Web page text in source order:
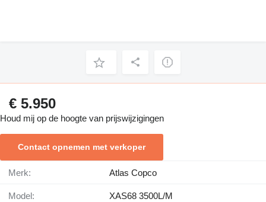
€ 5.950
Houd mij op de hoogte van prijswijzigingen
Contact opnemen met verkoper
Merk: Atlas Copco
Model: XAS68 3500L/M